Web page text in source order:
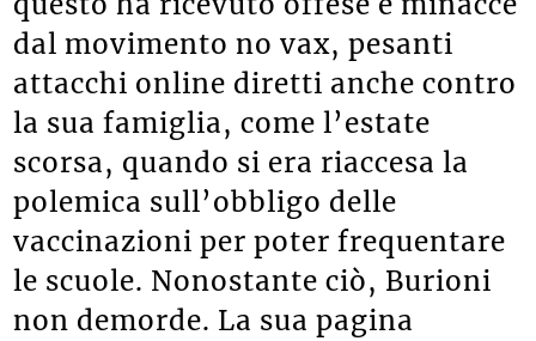
dal movimento no vax, pesanti
attacchi online diretti anche contro
la sua famiglia, come l’estate
scorsa, quando si era riaccesa la
polemica sull’obbligo delle
vaccinazioni per poter frequentare
le scuole. Nonostante ciò, Burioni
non demorde. La sua pagina